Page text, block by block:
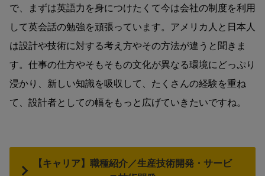
で、まずは英語力を身につけたくて今は会社の制度を利用
して英会話の勉強を頑張っています。アメリカ人と日本人
は設計や技術に対する考え方やその方法が違うと聞きま
す。仕事の仕方やそもそもの文化が異なる環境にどっぷり
浸かり、新しい知識を吸収して、たくさんの経験を重ね
て、設計者としての幅をもっと広げていきたいですね。
【キャリア】職種紹介／生産技術開発・サービ